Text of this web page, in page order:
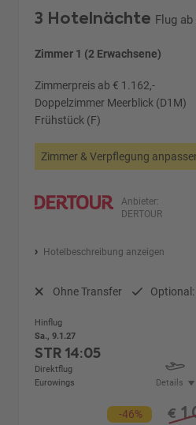
3 Hotelnächte Flug
Zimmer 1 (2 Erwachsene)
Zimmerpreis ab € 1.162,-
Doppelzimmer Meerblick (D1M)
Frühstück (F)
Zimmer & Verpflegung
Anbieter:
DERTOUR
Hotelbeschreibung anzeigen
Ohne Transfer
Hinflug
Sa., 9.1.27
STR14:05
Direktflug
Eurowings
Details
-46% €